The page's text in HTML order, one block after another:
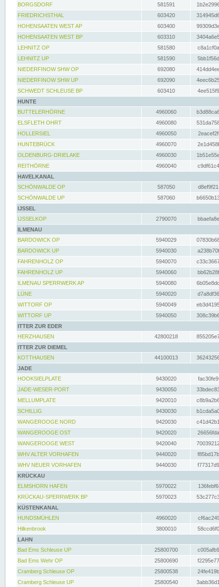
BORGSDORF
581591
FRIEDRICHSTHAL
603420
HOHENSAATEN WEST AP
603400
HOHENSAATEN WEST BP
603310
LEHNITZ OP
581580
LEHNITZ UP
581590
NIEDERFINOW SHW OP
692080
NIEDERFINOW SHW UP
692090
SCHWEDT SCHLEUSE BP
603410
HUNTE
BUTTELERHÖRNE
4960060
ELSFLETH OHRT
4960080
HOLLERSIEL
4960050
HUNTEBRÜCK
4960070
OLDENBURG-DRIELAKE
4960030
REITHÖRNE
4960040
HAVELKANAL
SCHÖNWALDE OP
587050
SCHÖNWALDE UP
587060
IJSSEL
IJSSELKOP
2790070
ILMENAU
BARDOWICK OP
5940029
BARDOWICK UP
5940030
FAHRENHOLZ OP
5940070
FAHRENHOLZ UP
5940060
ILMENAU SPERRWERK AP
5940080
LÜNE
5940020
WITTORF OP
5940049
WITTORF UP
5940050
ITTER ZUR EDER
HERZHAUSEN
42800218
ITTER ZUR DIEMEL
KOTTHAUSEN
44100013
JADE
HOOKSIELPLATE
9430020
JADE-WESER-PORT
9430050
MELLUMPLATE
9420010
SCHILLIG
9430030
WANGEROOGE NORD
9420030
WANGEROOGE OST
9420020
WANGEROOGE WEST
9420040
WHV ALTER VORHAFEN
9440020
WHV NEUER VORHAFEN
9440030
KRÜCKAU
ELMSHORN HAFEN
5970022
KRÜCKAU-SPERRWERK BP
5970023
KÜSTENKANAL
HUNDSMÜHLEN
4960020
Hilkenbrook
3800010
LAHN
Bad Ems Schleuse UP
25800700
Bad Ems Wehr OP
25800690
Cramberg Schleuse OP
25800538
Cramberg Schleuse UP
25800540